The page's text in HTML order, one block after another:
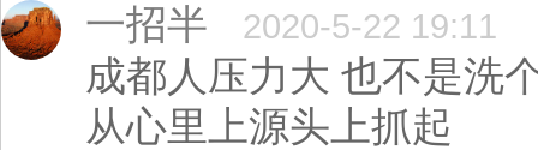
一招半 2020-5-22 19:11
成都人压力大 也不是洗
从心里上源头上抓起